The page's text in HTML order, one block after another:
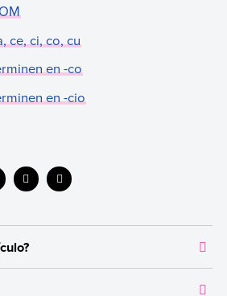
ce, ci, co, cu
en -co
en -cio
y evitar incurrir en